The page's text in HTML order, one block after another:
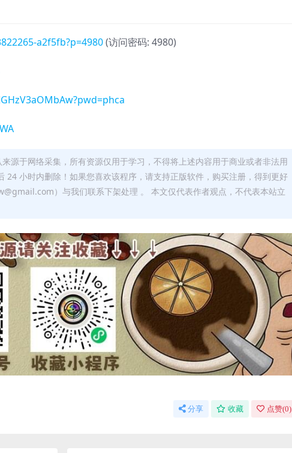
a2f5fb?p=4980(访问密码: 4980)
源于网络采集，所有资源仅用于学习，不得将上述内容用于商业或者非法用
24 小时内删除！如果您喜欢该程序，请支持正版软件，购买注册，得到更好
）与我们联系下架处理 。 本文仅代表作者观点，不代表本站立
分享 收藏 点赞(0)